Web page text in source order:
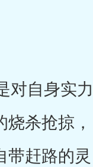
对自身实力
杀抢掠，
赶路的灵